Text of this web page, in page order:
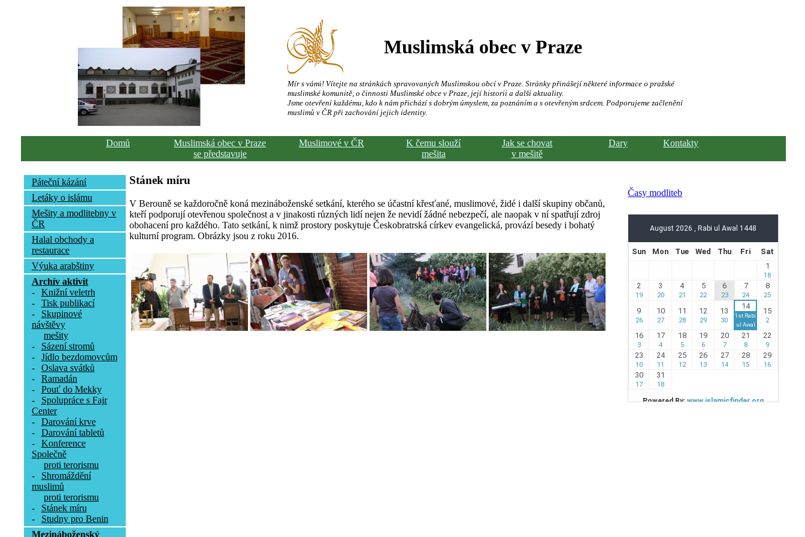
Muslimská obec v Praze
Mír s vámi! Vítejte na stránkách spravovaných Muslimskou obcí v Praze. Stránky přinášejí některé informace o pražské
muslimské komunitě, o činnosti Muslimské obce v Praze, její historii a další aktuality.
Jsme otevření každému, kdo k nám přichází s dobrým úmyslem, za poznáním a s otevřeným srdcem. Podporujeme začlenění
muslimů v ČR při zachování jejich identity.
Domů
Muslimská obec v Praze
se představuje
Muslimové v ČR
K čemu slouží
mešita
Jak se chovat
v mešitě
Dary Kontakty
Páteční kázání
Letáky o islámu
Mešity a modlitebny v
ČR
Halal obchody a
restaurace
Výuka arabštiny
Archív aktivit
-
Knižní veletrh
-
Tisk publikací
-
Skupinové
návštěvy
mešity
-
Sázení stromů
-
Jídlo bezdomovcům
-
Oslava svátků
-
Ramadán
-
Pouť do Mekky
-
Spolupráce s Fajr
Center
-
Darování krve
-
Darování tabletů
-
Konference
Společně
proti terorismu
-
Shromáždění
muslimů
proti terorismu
-
Stánek míru
-
Studny pro Benin
Mezináboženský
Stánek míru
V Berouně se každoročně koná mezináboženské setkání, kterého se účastní křesťané, muslimové, židé i další skupiny občanů,
kteří podporují otevřenou společnost a v jinakosti různých lidí nejen že nevidí žádné nebezpečí, ale naopak v ní spatřují zdroj
obohacení pro každého. Tato setkání, k nimž prostory poskytuje Českobratrská církev evangelická, provází besedy i bohatý
kulturní program. Obrázky jsou z roku 2016.
Časy modliteb